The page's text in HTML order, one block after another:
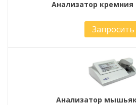
Анализатор кремния
Запросить
Анализатор